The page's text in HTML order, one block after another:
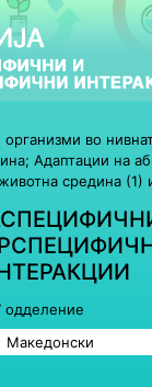
во
Адаптации на
средина (1)
одделение
Македонски